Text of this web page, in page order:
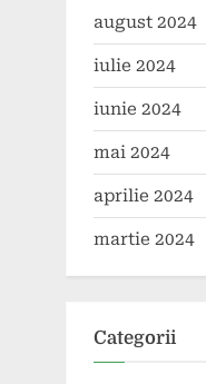
august 2024
iulie 2024
iunie 2024
mai 2024
aprilie 2024
martie 2024
Categorii